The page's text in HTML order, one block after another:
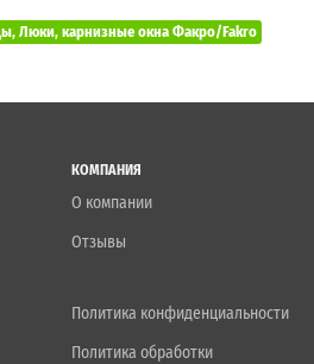
Люки, карнизные окна Факро/Fakro
КОМПАНИЯ
О компании
Отзывы
Политика конфиденциальности
Политика обработки